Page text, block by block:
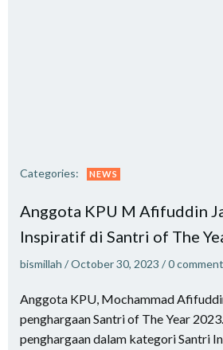
Categories: NEWS
Anggota KPU M Afifuddin
Inspiratif di Santri of The
bismillah /October 30, 2023 /0
Anggota KPU, Mochammad
penghargaan Santri of The Year
penghargaan dalam kategori Santri